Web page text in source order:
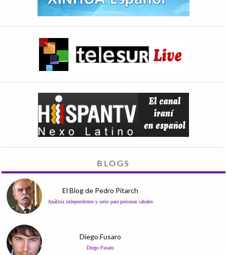
BLOGS
El Blog de Pedro Pitarch
Análisis independiente y serio para personas cabales
Diego Fusaro
Diego Fusaro